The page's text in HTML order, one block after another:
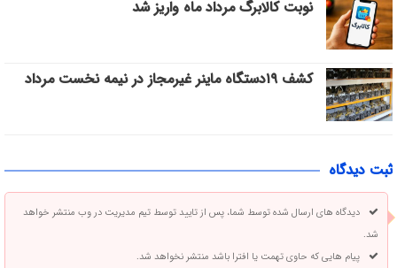
نوبت کالابرگ مرداد ماه واریز شد
کشف ۱۹دستگاه ماینر غیرمجاز در نیمه نخست مرداد
ثبت دیدگاه
دیدگاه های ارسال شده توسط شما، پس از تایید توسط تیم مدیریت در وب منتشر خواهد
شد.
پیام هایی که حاوی تهمت یا افترا باشد منتشر نخواهد شد.